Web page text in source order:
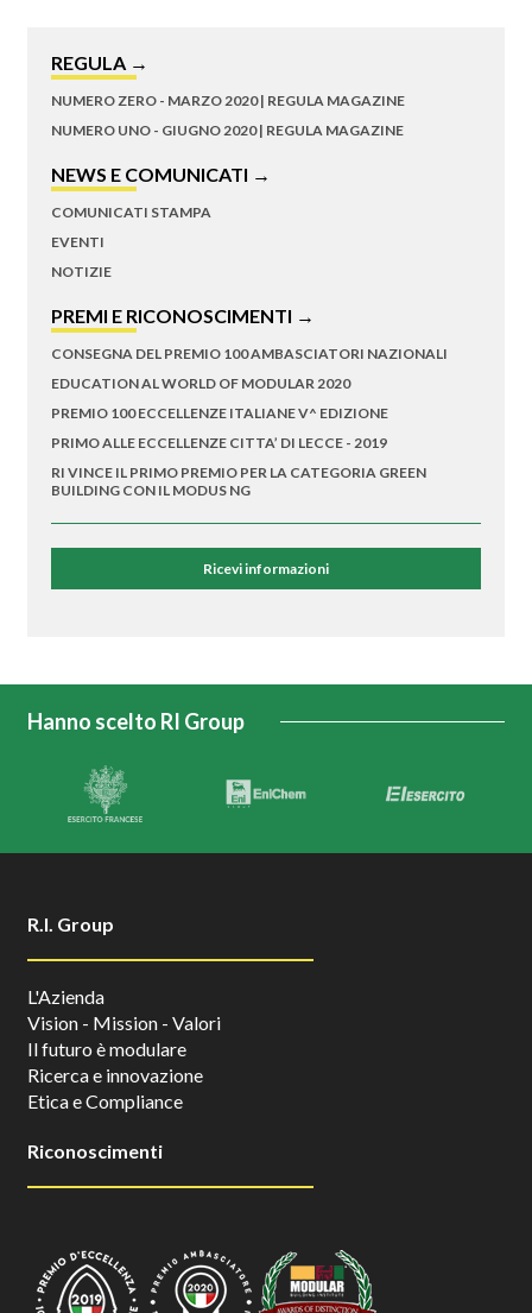
REGULA →
NUMERO ZERO - MARZO 2020 | REGULA MAGAZINE
NUMERO UNO - GIUGNO 2020 | REGULA MAGAZINE
NEWS E COMUNICATI →
COMUNICATI STAMPA
EVENTI
NOTIZIE
PREMI E RICONOSCIMENTI →
CONSEGNA DEL PREMIO 100 AMBASCIATORI NAZIONALI
EDUCATION AL WORLD OF MODULAR 2020
PREMIO 100 ECCELLENZE ITALIANE V^ EDIZIONE
PRIMO ALLE ECCELLENZE CITTA’ DI LECCE - 2019
RI VINCE IL PRIMO PREMIO PER LA CATEGORIA GREEN
BUILDING CON IL MODUS NG
Ricevi informazioni
Hanno scelto RI Group
R.I. Group
L'Azienda
Vision - Mission - Valori
Il futuro è modulare
Ricerca e innovazione
Etica e Compliance
Riconoscimenti